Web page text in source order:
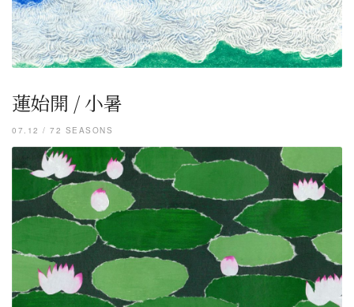
蓮始開 / 小暑
07.12 / 72 SEASONS